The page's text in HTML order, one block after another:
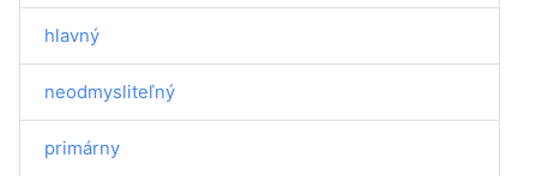
hlavný
neodmysliteľný
primárny